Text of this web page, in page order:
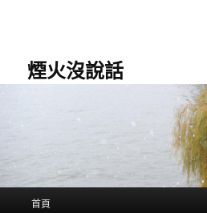
煙火沒說話
首頁